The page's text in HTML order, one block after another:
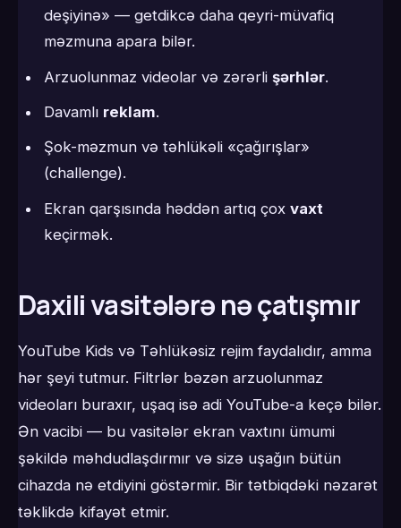
deşiyinə» — getdikcə daha qeyri-müvafiq
məzmuna apara bilər.
Arzuolunmaz videolar və zərərli şərhlər.
Davamlı reklam.
Şok-məzmun və təhlükəli «çağırışlar»
(challenge).
Ekran qarşısında həddən artıq çox vaxt
keçirmək.
Daxili vasitələrə nə çatışmır
YouTube Kids və Təhlükəsiz rejim faydalıdır, amma
hər şeyi tutmur. Filtrlər bəzən arzuolunmaz
videoları buraxır, uşaq isə adi YouTube-a keçə bilər.
Ən vacibi — bu vasitələr ekran vaxtını ümumi
şəkildə məhdudlaşdırmır və sizə uşağın bütün
cihazda nə etdiyini göstərmir. Bir tətbiqdəki nəzarət
təklikdə kifayət etmir.